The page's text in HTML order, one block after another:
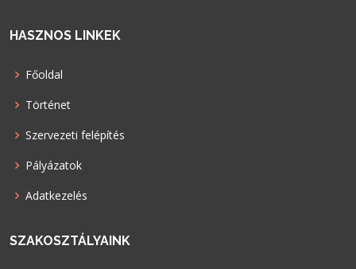
HASZNOS LINKEK
Főoldal
Történet
Szervezeti felépítés
Pályázatok
Adatkezelés
SZAKOSZTÁLYAINK